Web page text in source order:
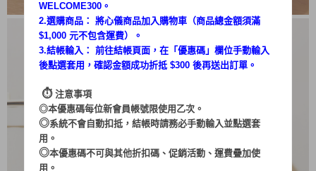
WELCOME300。
2.選購商品： 將心儀商品加入購物車（商品總金額須滿
$1,000 元不包含運費）。
3.結帳輸入： 前往結帳頁面，在「 優惠碼 」欄位手動輸入
後點選套用，確認金額成功折抵 $300 後再送出訂單。
⏱︎ 注意事項
◎本優惠碼每位新會員帳號限使用乙次。
◎系統不會自動扣抵，結帳時請務必手動輸入並點選套
用。
◎本優惠碼不可與其他折扣碼、促銷活動、運費疊加使
用。